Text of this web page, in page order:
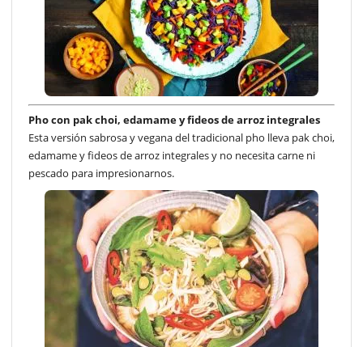
Pho con pak choi, edamame y fideos de arroz integrales
Esta versión sabrosa y vegana del tradicional pho lleva pak choi,
edamame y fideos de arroz integrales y no necesita carne ni
pescado para impresionarnos.